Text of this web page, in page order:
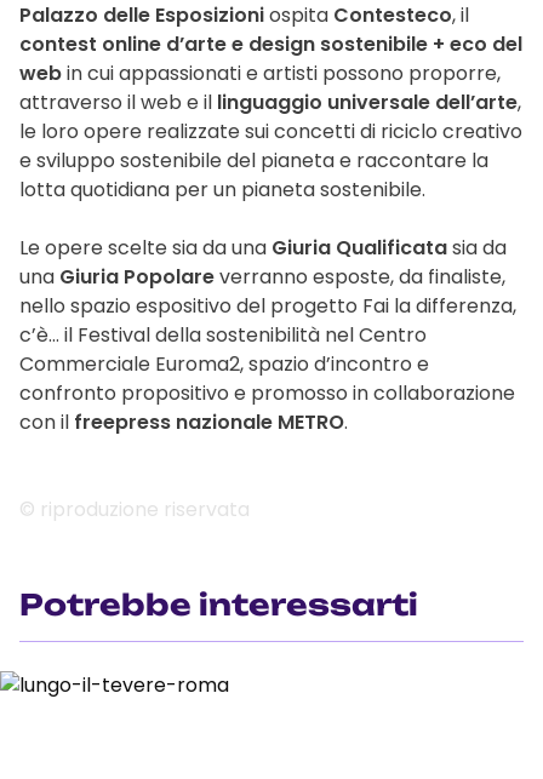
Palazzo delle Esposizioniospita Contesteco, il
contest online d’arte e design sostenibile + eco del
webin cui appassionati e artisti possono proporre,
attraverso il web e il linguaggio universale dell’arte,
le loro opere realizzate sui concetti di riciclo creativo
e sviluppo sostenibile del pianeta e raccontare la
lotta quotidiana per un pianeta sostenibile.
Le opere scelte sia da una Giuria Qualificatasia da
una Giuria Popolareverranno esposte, da finaliste,
nello spazio espositivo del progetto Fai la differenza,
c’è… il Festival della sostenibilità nel Centro
Commerciale Euroma2, spazio d’incontro e
confronto propositivo e promosso in collaborazione
con il freepress nazionale METRO.
© riproduzione riservata
Potrebbe interessarti